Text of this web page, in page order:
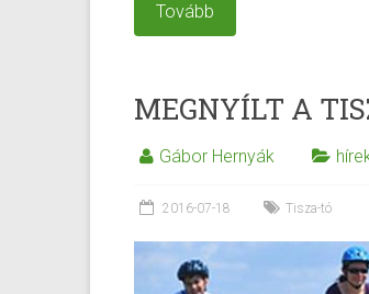
Tovább
MEGNYÍLT A
Gábor Hernyák
2016-07-18 Tisza-tó